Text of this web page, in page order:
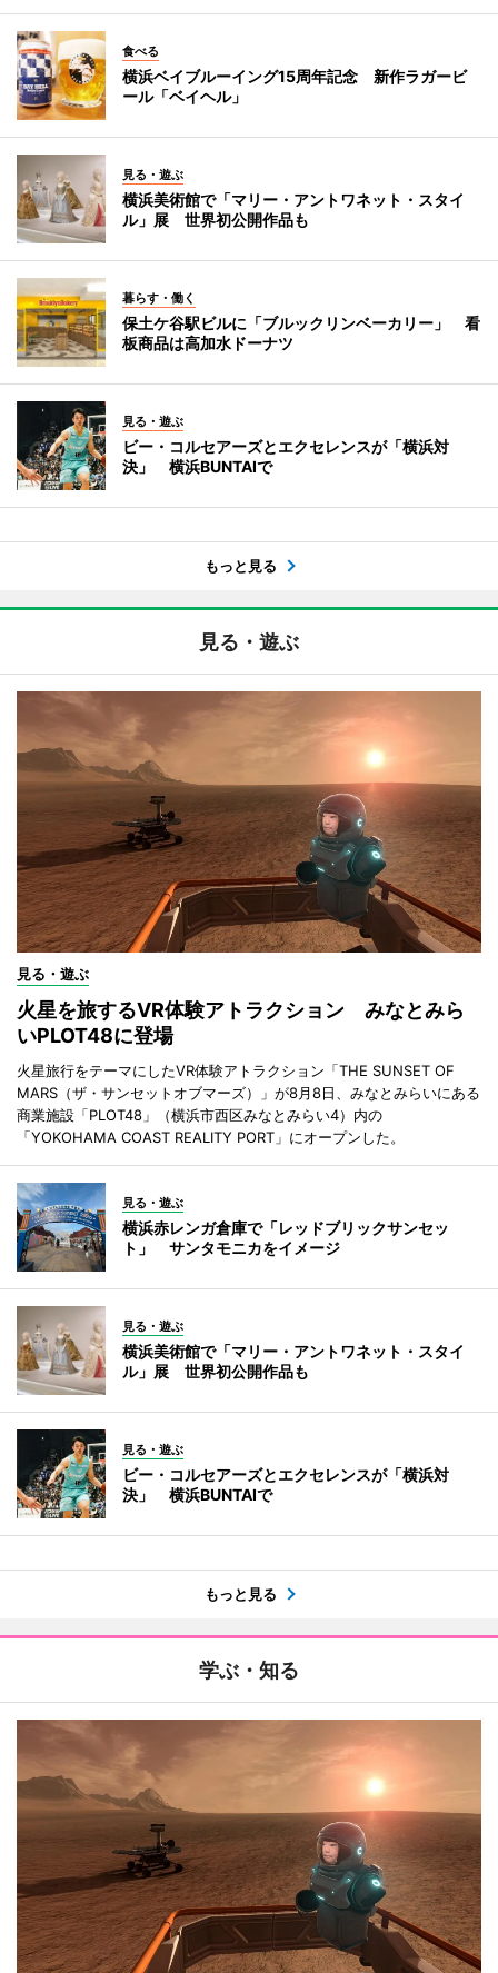
食べる
横浜ベイブルーイング15周年記念 新作ラガービ
ール「ベイヘル」
見る・遊ぶ
横浜美術館で「マリー・アントワネット・スタイ
ル」展 世界初公開作品も
暮らす・働く
保土ケ谷駅ビルに「ブルックリンベーカリー」 看
板商品は高加水ドーナツ
見る・遊ぶ
ビー・コルセアーズとエクセレンスが「横浜対
決」 横浜BUNTAIで
もっと見る
見る・遊ぶ
見る・遊ぶ
火星を旅するVR体験アトラクション みなとみら
いPLOT48に登場
火星旅行をテーマにしたVR体験アトラクション「THE SUNSET OF
MARS（ザ・サンセットオブマーズ）」が8月8日、みなとみらいにある
商業施設「PLOT48」（横浜市西区みなとみらい4）内の
「YOKOHAMA COAST REALITY PORT」にオープンした。
見る・遊ぶ
横浜赤レンガ倉庫で「レッドブリックサンセッ
ト」 サンタモニカをイメージ
見る・遊ぶ
横浜美術館で「マリー・アントワネット・スタイ
ル」展 世界初公開作品も
見る・遊ぶ
ビー・コルセアーズとエクセレンスが「横浜対
決」 横浜BUNTAIで
もっと見る
学ぶ・知る